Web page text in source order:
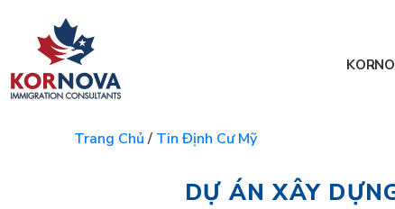
Trang Chủ/ Tin Định Cư Mỹ
DỰ ÁN XÂY